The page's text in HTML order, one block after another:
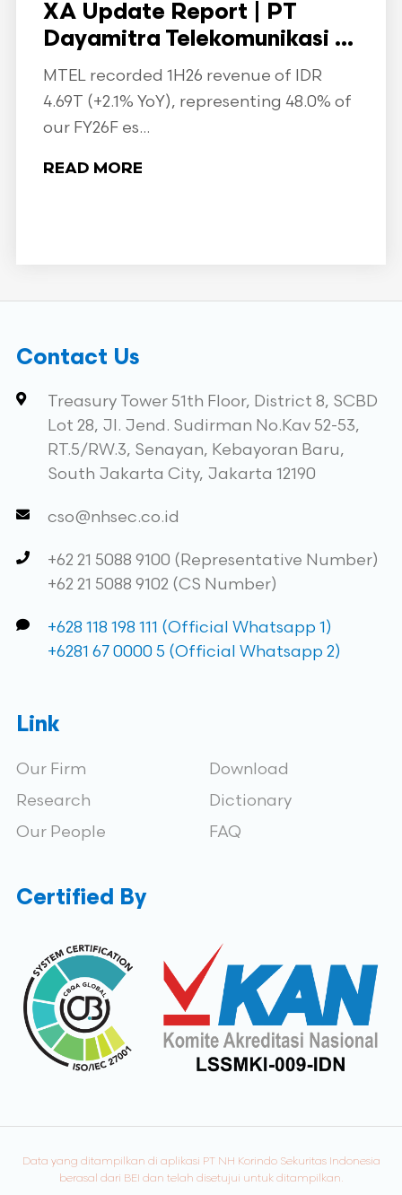
XA Update Report | PT
Dayamitra Telekomunikasi ...
MTEL recorded 1H26 revenue of IDR
4.69T (+2.1% YoY), representing 48.0% of
our FY26F es...
READ MORE
Contact Us
Treasury Tower 51th Floor, District 8, SCBD
Lot 28, Jl. Jend. Sudirman No.Kav 52-53,
RT.5/RW.3, Senayan, Kebayoran Baru,
South Jakarta City, Jakarta 12190
cso@nhsec.co.id
+62 21 5088 9100 (Representative Number)
+62 21 5088 9102 (CS Number)
+628 118 198 111 (Official Whatsapp 1)
+6281 67 0000 5 (Official Whatsapp 2)
Link
Our Firm
Research
Our People
Download
Dictionary
FAQ
Certified By
Data yang ditampilkan di aplikasi PT NH Korindo Sekuritas Indonesia
berasal dari BEI dan telah disetujui untuk ditampilkan.